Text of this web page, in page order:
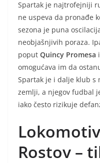
Spartak je najtrofejniji
ne uspeva da pronađe
sezona je puna
neobjašnjivih poraza.
poput Quincy Promesa i
omogućava im da
Spartak je i dalje klub s
zemlji, a njegov fudbal
iako često rizikuje
Rostov –